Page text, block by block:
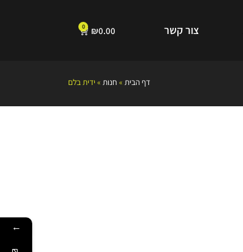
צור קשר ₪0.00
0
דף הבית » חנות » ידית בלם
←